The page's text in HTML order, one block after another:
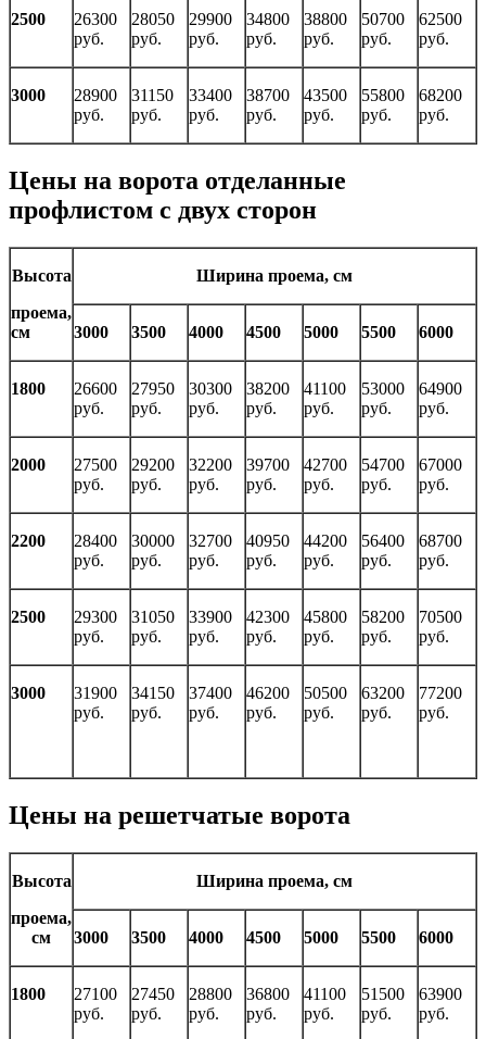
2500
26300
руб.
28050
руб.
29900
руб.
34800
руб.
38800
руб.
50700
руб.
62500
руб.
3000
28900
руб.
31150
руб.
33400
руб.
38700
руб.
43500
руб.
55800
руб.
68200
руб.
Цены на ворота отделанные
профлистом с двух сторон
Высота
проема,
см
Ширина проема, см
3000 3500 4000 4500 5000 5500 6000
1800
26600
руб.
27950
руб.
30300
руб.
38200
руб.
41100
руб.
53000
руб.
64900
руб.
2000
27500
руб.
29200
руб.
32200
руб.
39700
руб.
42700
руб.
54700
руб.
67000
руб.
2200
28400
руб.
30000
руб.
32700
руб.
40950
руб.
44200
руб.
56400
руб.
68700
руб.
2500
29300
руб.
31050
руб.
33900
руб.
42300
руб.
45800
руб.
58200
руб.
70500
руб.
3000
31900
руб.
34150
руб.
37400
руб.
46200
руб.
50500
руб.
63200
руб.
77200
руб.
Цены на решетчатые ворота
Высота
проема,
см
Ширина проема, см
3000 3500 4000 4500 5000 5500 6000
1800
27100
руб.
27450
руб.
28800
руб.
36800
руб.
41100
руб.
51500
руб.
63900
руб.